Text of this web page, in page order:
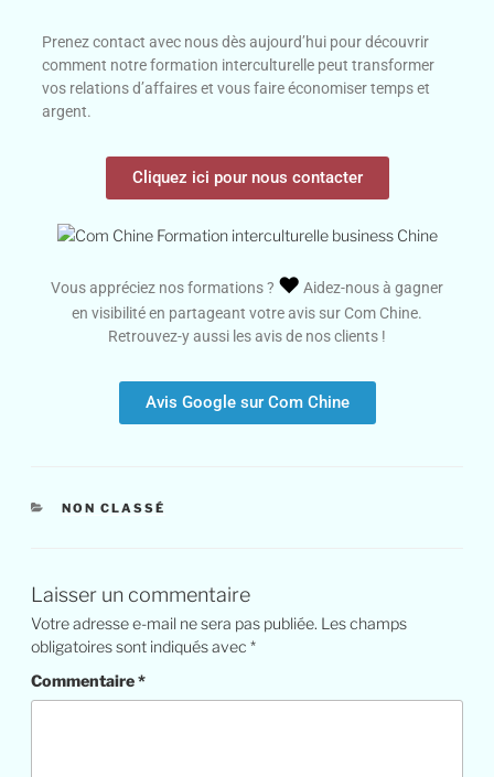
Prenez contact avec nous dès aujourd’hui pour découvrir
comment notre formation interculturelle peut transformer
vos relations d’affaires et vous faire économiser temps et
argent.
Cliquez ici pour nous contacter
Vous appréciez nos formations ? ♥️ Aidez-nous à gagner
en visibilité en partageant votre avis sur Com Chine.
Retrouvez-y aussi les avis de nos clients !
Avis Google sur Com Chine
NON CLASSÉ
Laisser un commentaire
Votre adresse e-mail ne sera pas publiée. Les champs
obligatoires sont indiqués avec*
Commentaire*